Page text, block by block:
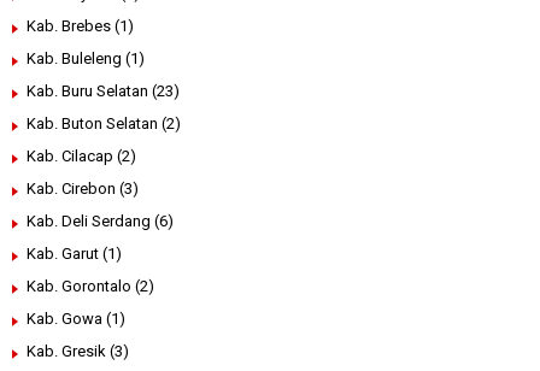
Kab. Brebes (1)
Kab. Buleleng (1)
Kab. Buru Selatan (23)
Kab. Buton Selatan (2)
Kab. Cilacap (2)
Kab. Cirebon (3)
Kab. Deli Serdang (6)
Kab. Garut (1)
Kab. Gorontalo (2)
Kab. Gowa (1)
Kab. Gresik (3)